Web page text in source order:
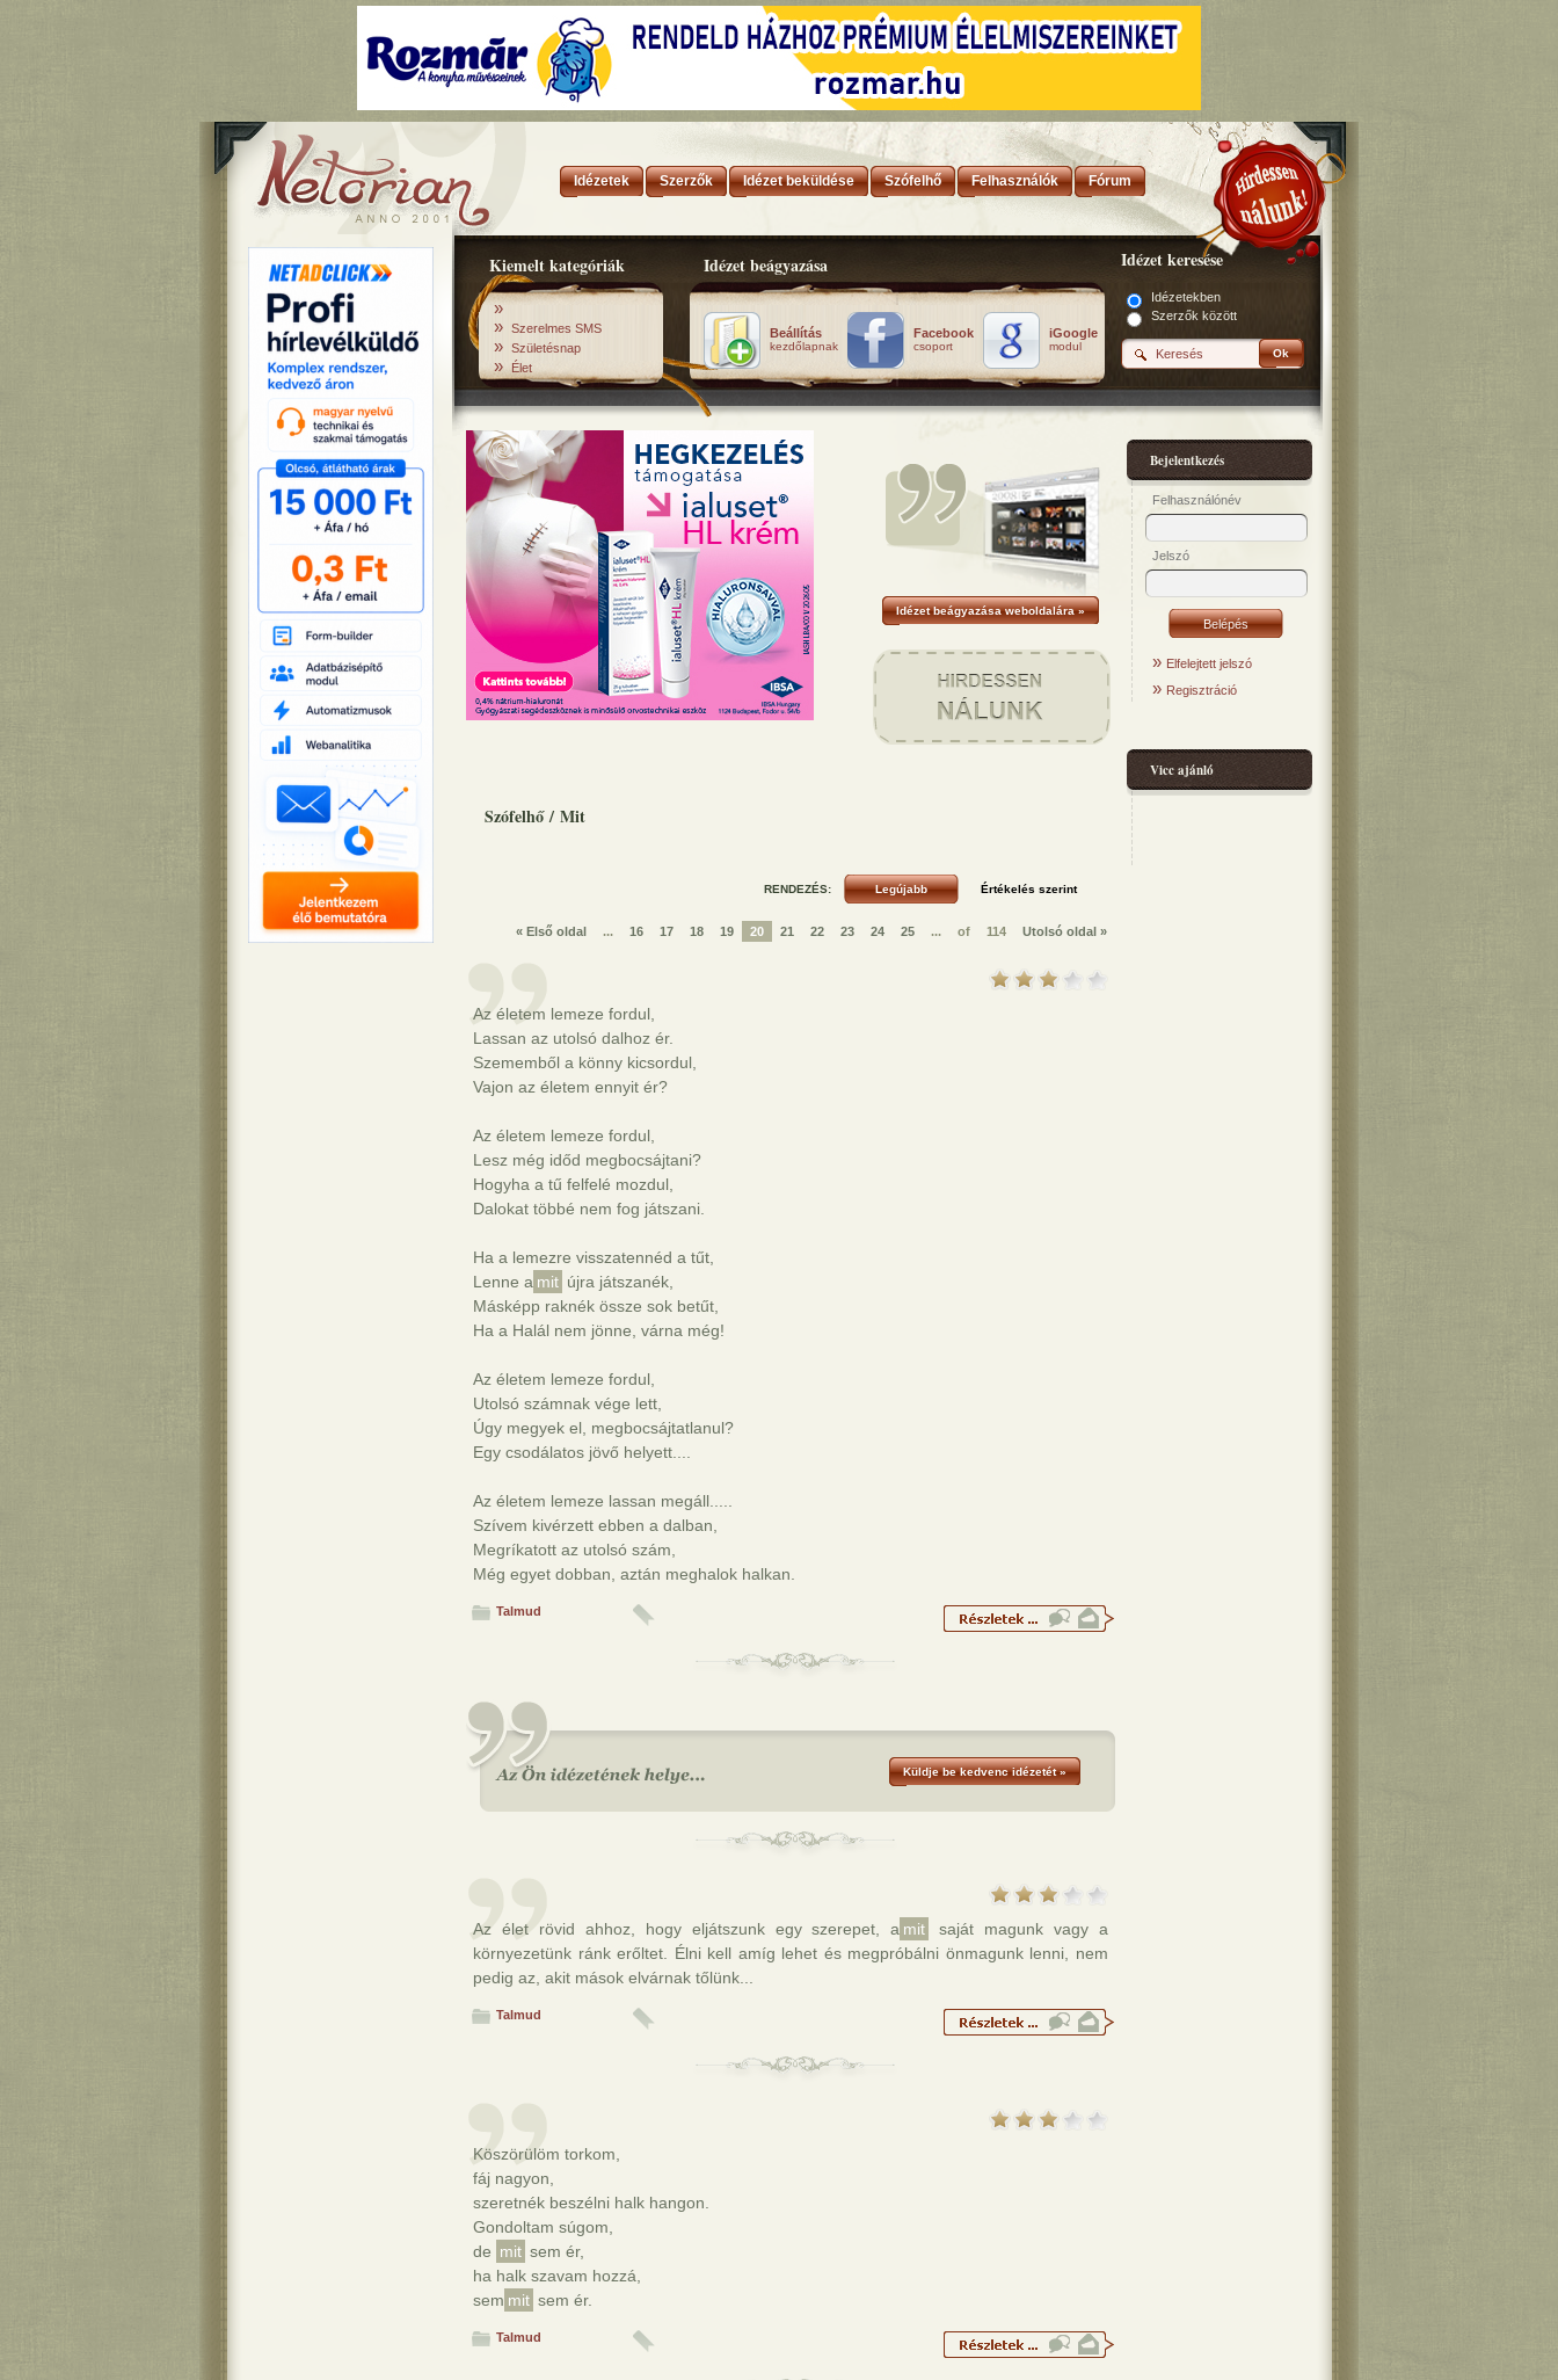
Idézetek Szerzők Idézet beküldése Szófelhő Felhasználók Fórum
Kiemelt kategóriák
»
» Szerelmes SMS
» Születésnap
» Élet
Idézet beágyazása
Beállítás
kezdőlapnak
Facebook
csoport
iGoogle
modul
Idézet keresése
Idézetekben
Szerzők között
Ok
Idézet beágyazása weboldalára »
Szófelhő / Mit
RENDEZÉS:
« Első oldal ... 16 17 18 19 20 21 22 23 24 25 ... of 114 Utolsó oldal »
Az életem lemeze fordul,
Lassan az utolsó dalhoz ér.
Szememből a könny kicsordul,
Vajon az életem ennyit ér?
Az életem lemeze fordul,
Lesz még időd megbocsájtani?
Hogyha a tű felfelé mozdul,
Dalokat többé nem fog játszani.
Ha a lemezre visszatennéd a tűt,
Lenne a mit újra játszanék,
Másképp raknék össze sok betűt,
Ha a Halál nem jönne, várna még!
Az életem lemeze fordul,
Utolsó számnak vége lett,
Úgy megyek el, megbocsájtatlanul?
Egy csodálatos jövő helyett....
Az életem lemeze lassan megáll.....
Szívem kivérzett ebben a dalban,
Megríkatott az utolsó szám,
Még egyet dobban, aztán meghalok halkan.
Talmud
Küldje be kedvenc idézetét »
Az élet rövid ahhoz, hogy eljátszunk egy szerepet, a mit
saját magunk vagy a
környezetünk ránk erőltet. Élni kell amíg lehet és megpróbálni önmagunk lenni, nem
pedig az, akit mások elvárnak tőlünk...
Talmud
Köszörülöm torkom,
fáj nagyon,
szeretnék beszélni halk hangon.
Gondoltam súgom,
de mit sem ér,
ha halk szavam hozzá,
sem mit sem ér.
Talmud
Bejelentkezés
Felhasználónév
Jelszó
» Elfelejtett jelszó
» Regisztráció
Vicc ajánló